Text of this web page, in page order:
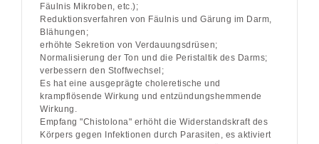
Fäulnis Mikroben, etc.);
Reduktionsverfahren von Fäulnis und Gärung im Darm,
Blähungen;
erhöhte Sekretion von Verdauungsdrüsen;
Normalisierung der Ton und die Peristaltik des Darms;
verbessern den Stoffwechsel;
Es hat eine ausgeprägte choleretische und
krampflösende Wirkung und entzündungshemmende
Wirkung.
Empfang "Chistolona" erhöht die Widerstandskraft des
Körpers gegen Infektionen durch Parasiten, es aktiviert